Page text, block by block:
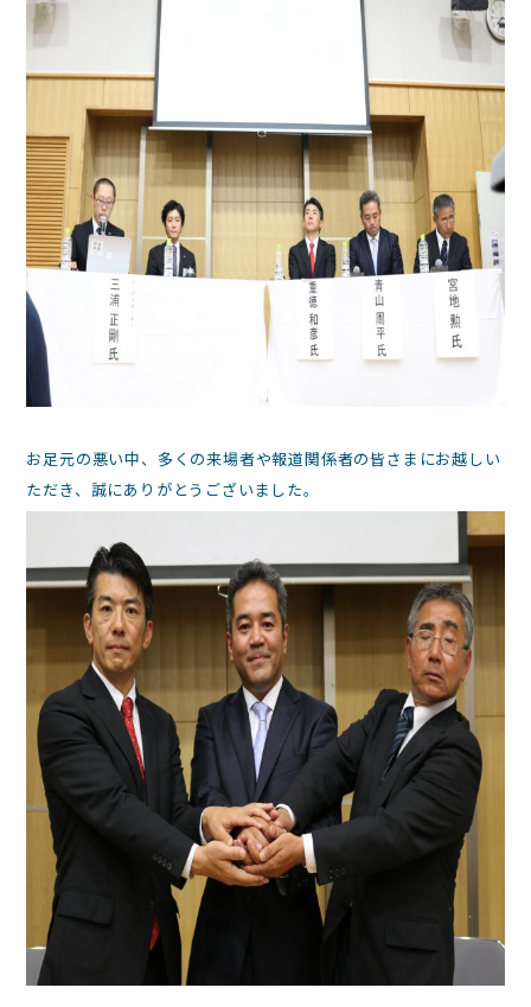
お足元の悪い中、多くの来場者や報道関係者の皆さまにお越しい
ただき、誠にありがとうございました。